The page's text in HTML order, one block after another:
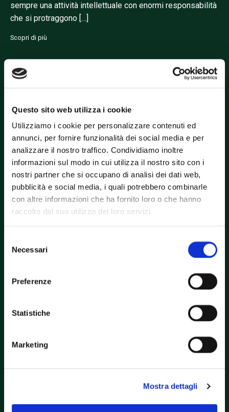
Questo sito web utilizza i cookie
Utilizziamo i cookie per personalizzare contenuti ed
annunci, per fornire funzionalità dei social media e per
analizzare il nostro traffico. Condividiamo inoltre
informazioni sul modo in cui utilizza il nostro sito con i
nostri partner che si occupano di analisi dei dati web,
pubblicità e social media, i quali potrebbero combinarle
con altre informazioni che ha fornito loro o che hanno
raccolto dal suo utilizzo dei loro servizi.
delNecessari
Preferenze
Statistiche
Marketing
Mostra dettagli
sempre una attività intellettuale con enormi responsabilità
che si protraggono […]
Scopri di più
L’architettura sostenibile non esiste. Tutto genera
consumo di energia e produce inquinamento. Allora cosa
fare per costruire il più possibile nel rispetto del luogo
che […]
Scopri di più
Iniziamo un nuovo
progetto.